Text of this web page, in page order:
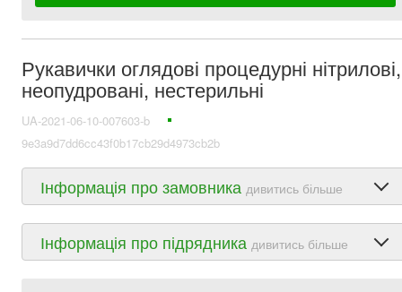
Рукавички оглядові процедурні нітрилові,
неопудровані, нестерильні
UA-2021-06-10-007603-b
9e3a9d7dd6cc43f0b17cb29d4973cb2b
Інформація про замовника дивитись більше
Інформація про підрядника дивитись більше